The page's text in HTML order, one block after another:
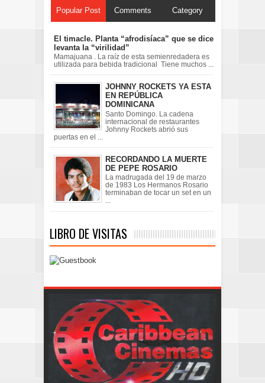
Popular Post Comments Category
El timacle. Planta “afrodisíaca” que se dice
levanta la “virilidad”
Mamajuana . La raíz de esta semienredadera es
utilizada para bebida tradicional Tiene muchos ...
JOHNNY ROCKETS YA ESTA
EN REPÚBLICA
DOMINICANA
Santo Domingo. La cadena
internacional de restaurantes
Johnny Rockets abrió sus
puertas en el ...
RECORDANDO LA MUERTE
DE PEPE ROSARIO
La madrugada del 19 de marzo
de 1983 Los Hermanos Rosario
terminaban de tocar un set en un
...
LIBRO DE VISITAS